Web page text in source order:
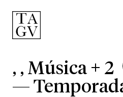
, , Música + 2
—